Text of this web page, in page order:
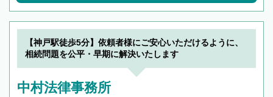
【神戸駅徒歩5分】依頼者様にご安心いただけるように、
相続問題を公平・早期に解決いたします
中村法律事務所